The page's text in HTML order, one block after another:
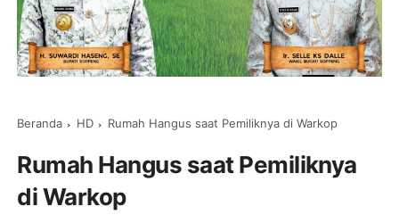
Beranda HD Rumah Hangus saat Pemiliknya di Warkop
Rumah Hangus saat Pemiliknya
di Warkop